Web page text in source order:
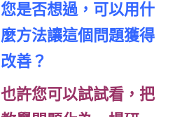
您是否想過，可以用什
麼方法讓這個問題獲得
改善？
也許您可以試試看，把